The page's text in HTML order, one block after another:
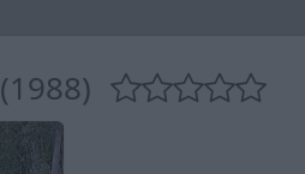
(1988)